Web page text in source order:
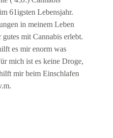
61igsten Lebensjahr.
in meinem Leben
mit Cannabis erlebt.
es mir enorm was
mich ist es keine Droge,
mir beim Einschlafen